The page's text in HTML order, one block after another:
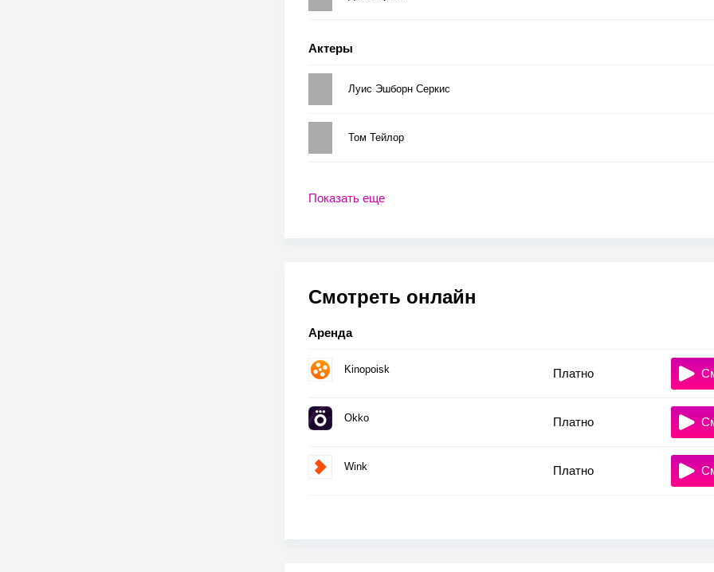
Актеры
Луис Эшборн Серкис
Том Тейлор
Показать еще
Смотреть онлайн
Аренда
Kinopoisk Платно
Okko Платно
Wink Платно